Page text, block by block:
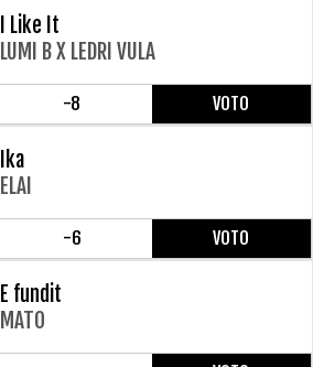
I Like It
LUMI B X LEDRI VULA
-8 VOTO
Ika
ELAI
-6 VOTO
E fundit
MATO